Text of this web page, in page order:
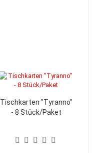
Tischkarten "Tyranno"
- 8 Stück/Paket